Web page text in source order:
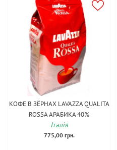
КОФЕ В ЗЁРНАХ LAVAZZA QUALITA
ROSSA АРАБИКА 40%
Італія
775,00 грн.